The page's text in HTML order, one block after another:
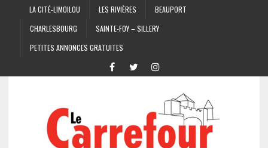
LA CITÉ-LIMOILOU LES RIVIÈRES
BEAUPORT
CHARLESBOURG
SAINTE-FOY – SILLERY
PETITES ANNONCES GRATUITES